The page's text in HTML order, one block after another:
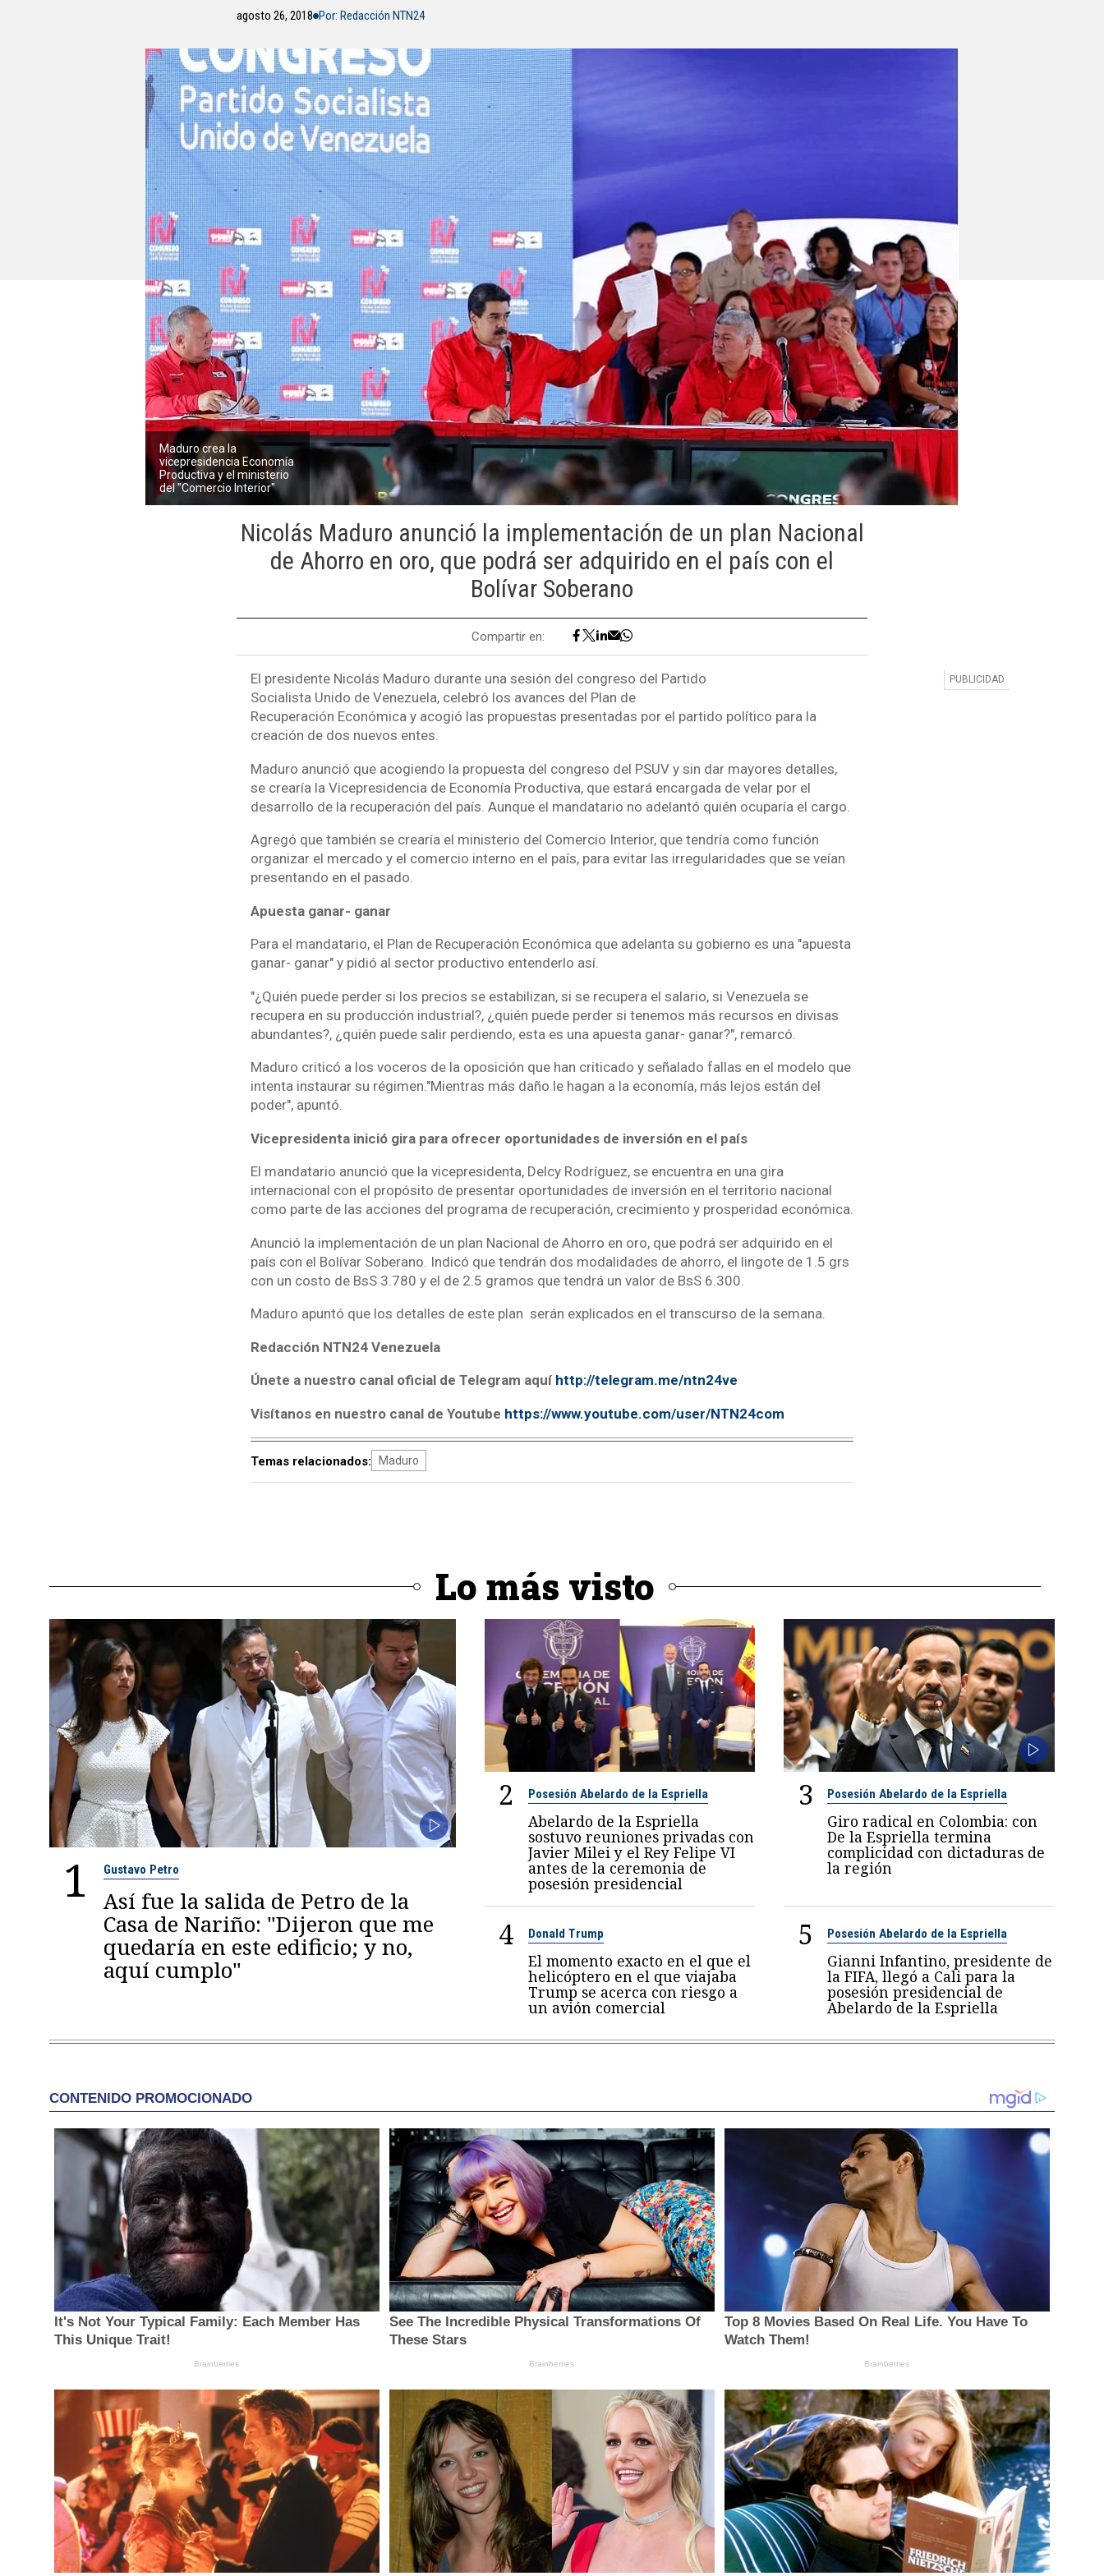
agosto 26, 2018 Por: Redacción NTN24
Maduro crea la
vicepresidencia Economía
Productiva y el ministerio
del "Comercio Interior"
Nicolás Maduro anunció la implementación de un plan Nacional
de Ahorro en oro, que podrá ser adquirido en el país con el
Bolívar Soberano
Compartir en:
El presidente Nicolás Maduro durante una sesión del congreso del Partido
Socialista Unido de Venezuela, celebró los avances del Plan de
Recuperación Económica y acogió las propuestas presentadas por el partido político para la
creación de dos nuevos entes.
Maduro anunció que acogiendo la propuesta del congreso del PSUV y sin dar mayores detalles,
se crearía la Vicepresidencia de Economía Productiva, que estará encargada de velar por el
desarrollo de la recuperación del país. Aunque el mandatario no adelantó quién ocuparía el cargo.
Agregó que también se crearía el ministerio del Comercio Interior, que tendría como función
organizar el mercado y el comercio interno en el país, para evitar las irregularidades que se veían
presentando en el pasado.
Apuesta ganar- ganar
Para el mandatario, el Plan de Recuperación Económica que adelanta su gobierno es una "apuesta
ganar- ganar" y pidió al sector productivo entenderlo así.
"¿Quién puede perder si los precios se estabilizan, si se recupera el salario, si Venezuela se
recupera en su producción industrial?, ¿quién puede perder si tenemos más recursos en divisas
abundantes?, ¿quién puede salir perdiendo, esta es una apuesta ganar- ganar?", remarcó.
Maduro criticó a los voceros de la oposición que han criticado y señalado fallas en el modelo que
intenta instaurar su régimen."Mientras más daño le hagan a la economía, más lejos están del
poder", apuntó.
Vicepresidenta inició gira para ofrecer oportunidades de inversión en el país
El mandatario anunció que la vicepresidenta, Delcy Rodríguez, se encuentra en una gira
internacional con el propósito de presentar oportunidades de inversión en el territorio nacional
como parte de las acciones del programa de recuperación, crecimiento y prosperidad económica.
Anunció la implementación de un plan Nacional de Ahorro en oro, que podrá ser adquirido en el
país con el Bolívar Soberano. Indicó que tendrán dos modalidades de ahorro, el lingote de 1.5 grs
con un costo de BsS 3.780 y el de 2.5 gramos que tendrá un valor de BsS 6.300.
Maduro apuntó que los detalles de este plan serán explicados en el transcurso de la semana.
Redacción NTN24 Venezuela
Únete a nuestro canal oficial de Telegram aquí http://telegram.me/ntn24ve
Visítanos en nuestro canal de Youtube https://www.youtube.com/user/NTN24com
Temas relacionados: Maduro
Lo más visto
1 Gustavo Petro
Así fue la salida de Petro de la
Casa de Nariño: "Dijeron que me
quedaría en este edificio; y no,
aquí cumplo"
2 Posesión Abelardo de la Espriella
Abelardo de la Espriella
sostuvo reuniones privadas con
Javier Milei y el Rey Felipe VI
antes de la ceremonia de
posesión presidencial
3 Posesión Abelardo de la Espriella
Giro radical en Colombia: con
De la Espriella termina
complicidad con dictaduras de
la región
4 Donald Trump
El momento exacto en el que el
helicóptero en el que viajaba
Trump se acerca con riesgo a
un avión comercial
5 Posesión Abelardo de la Espriella
Gianni Infantino, presidente de
la FIFA, llegó a Cali para la
posesión presidencial de
Abelardo de la Espriella